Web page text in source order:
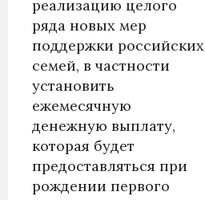
реализацию целого
ряда новых мер
поддержки российских
семей, в частности
установить
ежемесячную
денежную выплату,
которая будет
предоставляться при
рождении первого